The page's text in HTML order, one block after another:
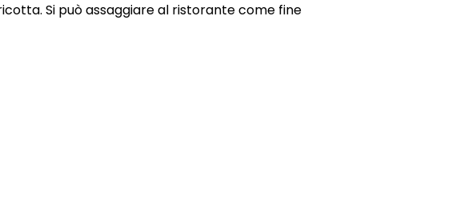
Si può assaggiare al ristorante come fine